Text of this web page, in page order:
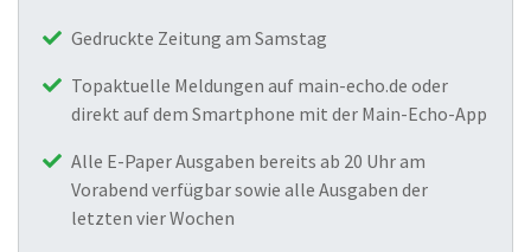
Gedruckte Zeitung am Samstag
Topaktuelle Meldungen auf main-echo.de oder
direkt auf dem Smartphone mit der Main-Echo-App
Alle E-Paper Ausgaben bereits ab 20 Uhr am
Vorabend verfügbar sowie alle Ausgaben der
letzten vier Wochen